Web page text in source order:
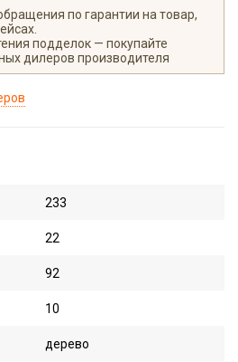
по гарантии на товар,
подделок — покупайте
дилеров производителя
233
22
92
10
дерево